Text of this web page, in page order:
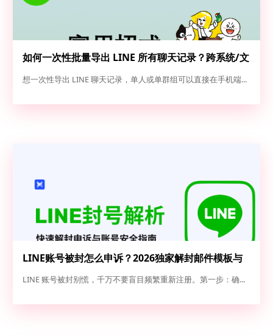
如何一次性批量导出 LINE 所有聊天记录？跨系统/文
想一次性导出 LINE 聊天记录，单人或单群组可以直接在手机端...
LINE账号被封怎么申诉？2026独家解封邮件模板与
高成功率申诉全攻略
LINE 账号被封别慌，千万不要盲目频繁重新注册。第一步：确...